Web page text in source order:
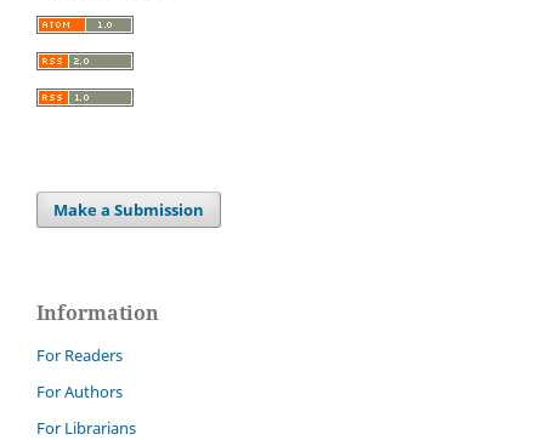
Make a Submission
Information
For Readers
For Authors
For Librarians